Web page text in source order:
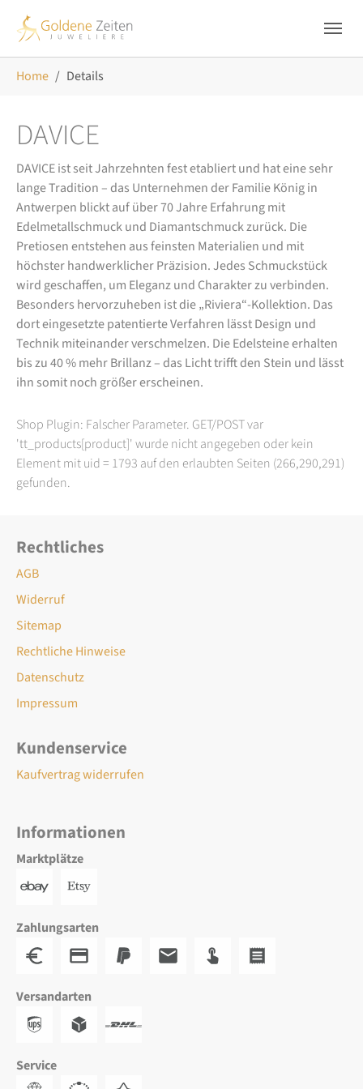
Home Details
DAVICE
DAVICE ist seit Jahrzehnten fest etabliert und hat eine sehr
lange Tradition – das Unternehmen der Familie König in
Antwerpen blickt auf über 70 Jahre Erfahrung mit
Edelmetallschmuck und Diamantschmuck zurück. Die
Pretiosen entstehen aus feinsten Materialien und mit
höchster handwerklicher Präzision. Jedes Schmuckstück
wird geschaffen, um Eleganz und Charakter zu verbinden.
Besonders hervorzuheben ist die „Riviera“-Kollektion. Das
dort eingesetzte patentierte Verfahren lässt Design und
Technik miteinander verschmelzen. Die Edelsteine erhalten
bis zu 40 % mehr Brillanz – das Licht trifft den Stein und lässt
ihn somit noch größer erscheinen.
Shop Plugin: Falscher Parameter. GET/POST var
'tt_products[product]' wurde nicht angegeben oder kein
Element mit uid = 1793 auf den erlaubten Seiten (266,290,291)
gefunden.
Rechtliches
AGB
Widerruf
Sitemap
Rechtliche Hinweise
Datenschutz
Impressum
Kundenservice
Kaufvertrag widerrufen
Informationen
Marktplätze
Zahlungsarten
Versandarten
Service